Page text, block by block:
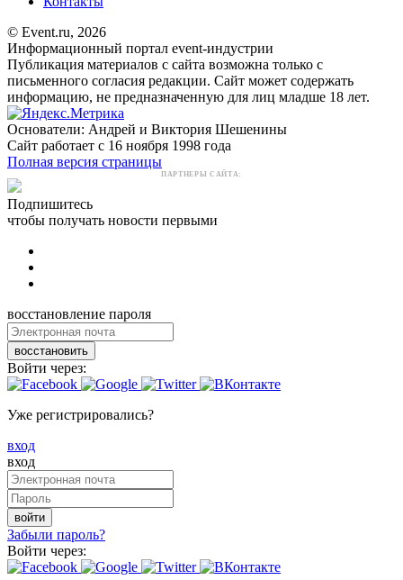
© Event.ru, 2026
Информационный портал event-индустрии
Публикация материалов с сайта возможна только с
письменного согласия редакции. Сайт может содержать
информацию, не предназначенную для лиц младше 18 лет.
Основатели: Андрей и Виктория Шешенины
Сайт работает с 16 ноября 1998 года
Полная версия страницы
ПАРТНЕРЫ САЙТА:
Подпишитесь
чтобы получать новости первыми
восстановление пароля
восстановить
Войти через:
Уже регистрировались?
вход
вход
войти
Забыли пароль?
Войти через: